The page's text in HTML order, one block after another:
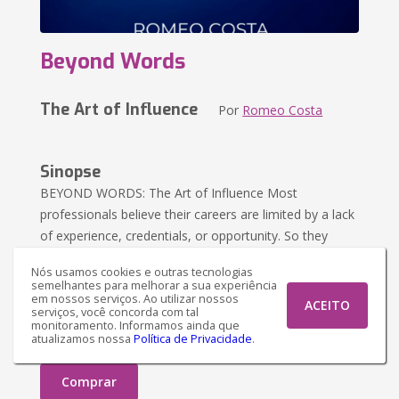
Nós usamos cookies e outras tecnologias
semelhantes para melhorar a sua experiência
em nossos serviços. Ao utilizar nossos
serviços, você concorda com tal
monitoramento. Informamos ainda que
atualizamos nossa Política de Privacidade.
ACEITO
Beyond Words
The Art of Influence Por Romeo Costa
Sinopse
BEYOND WORDS: The Art of Influence Most
professionals believe their careers are limited by a lack
of experience, credentials, or opportunity. So they
Versão impressa R$ 118,60
Versão Ebook R$ 80,62
Comprar